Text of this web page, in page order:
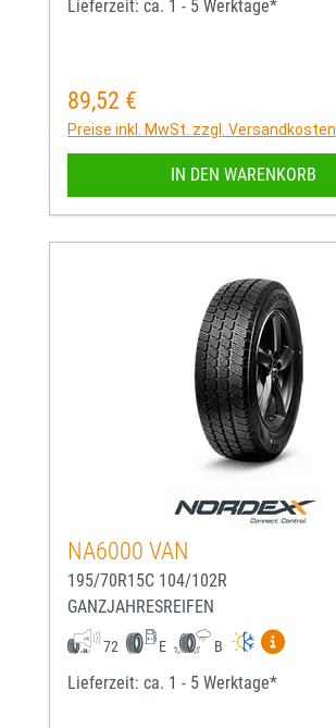
Lieferzeit: ca. 1 - 5 Werktage*
Regulärer Preis:
89,52 €
Preise inkl. MwSt. zzgl. Versandkosten
IN DEN WARENKORB
NA6000 VAN
195/70R15C 104/102R
GANZJAHRESREIFEN
72 E B
Mehr
Lieferzeit: ca. 1 - 5 Werktage*